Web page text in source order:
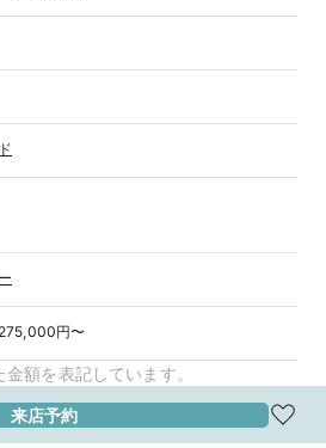
275,000円〜
額を表記しています。
来店予約